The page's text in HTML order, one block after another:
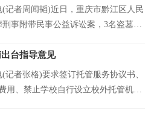
者周闻韬)近日，重庆市黔江区人民
事附带民事公益诉讼案，3名盗墓者
台指导意见
者张格)要求签订托管服务协议书、
用、禁止学校自行设立校外托管机